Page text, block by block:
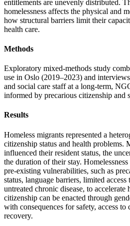
entitlements are unevenly distributed.
homelessness affects the physical and
how structural barriers limit their
health care.
Methods
Exploratory mixed-methods study
use in Oslo (2019–2023) and
and social care staff at a long-term,
informed by precarious citizenship and
Results
Homeless migrants represented a
citizenship status and health problems.
influenced their resident status, the
the duration of their stay.
pre-existing vulnerabilities, such as
status, language barriers, limited
untreated chronic disease, to accelerate
citizenship can be enacted through
with consequences for safety, access
recovery.